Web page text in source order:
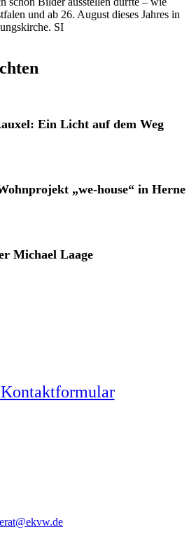
und ab 26. August dieses Jahres in
SI
Ein Licht auf dem Weg
„we-house“ in Herne
Michael Laage